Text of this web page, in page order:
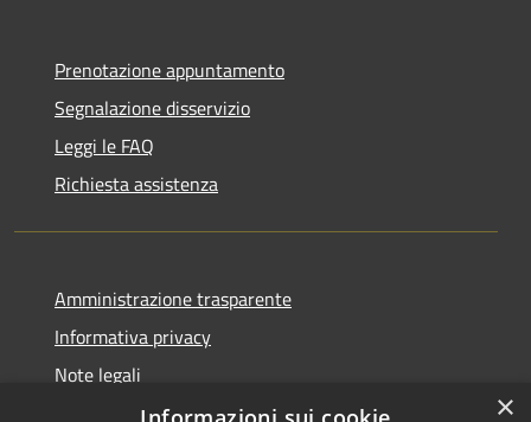
Prenotazione appuntamento
Segnalazione disservizio
Leggi le FAQ
Richiesta assistenza
Amministrazione trasparente
Informativa privacy
Note legali
Dichiarazione di accessibilità
×